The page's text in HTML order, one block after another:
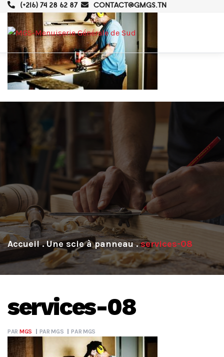
(+216) 74 28 62 87 CONTACT@GMGS.TN
. Une scie à panneau . services-08
services-08
PAR MGS PARMGS PARMGS